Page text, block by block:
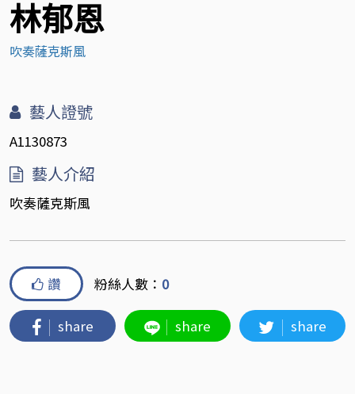
林郁恩
吹奏薩克斯風
藝人證號
A1130873
藝人介紹
吹奏薩克斯風
讚 粉絲人數： 0
share share share